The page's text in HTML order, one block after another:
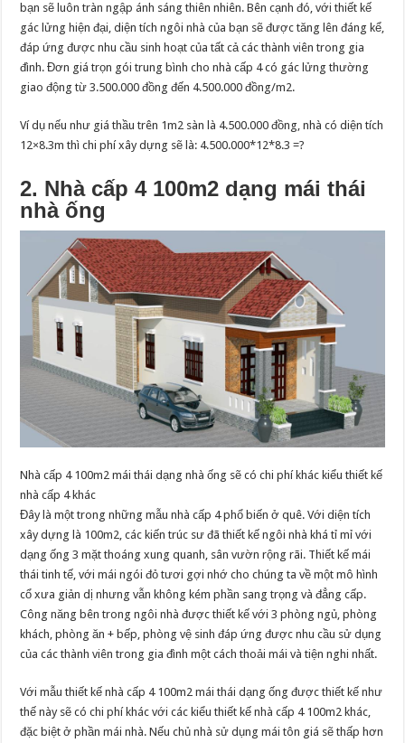
bạn sẽ luôn tràn ngập ánh sáng thiên nhiên. Bên cạnh đó, với thiết kế
gác lửng hiện đại, diện tích ngôi nhà của bạn sẽ được tăng lên đáng kể,
đáp ứng được nhu cầu sinh hoạt của tất cả các thành viên trong gia
đình. Đơn giá trọn gói trung bình cho nhà cấp 4 có gác lửng thường
giao động từ 3.500.000 đồng đến 4.500.000 đồng/m2.
Ví dụ nếu như giá thầu trên 1m2 sàn là 4.500.000 đồng, nhà có diện tích
12×8.3m thì chi phí xây dựng sẽ là: 4.500.000*12*8.3 =?
2. Nhà cấp 4 100m2 dạng mái thái
nhà ống
Nhà cấp 4 100m2 mái thái dạng nhà ống sẽ có chi phí khác kiểu thiết kế
nhà cấp 4 khác
Đây là một trong những mẫu nhà cấp 4 phổ biến ở quê. Với diện tích
xây dựng là 100m2, các kiến trúc sư đã thiết kế ngôi nhà khá tỉ mỉ với
dạng ống 3 mặt thoáng xung quanh, sân vườn rộng rãi. Thiết kế mái
thái tinh tế, với mái ngói đỏ tươi gợi nhớ cho chúng ta về một mô hình
cổ xưa giản dị nhưng vẫn không kém phần sang trọng và đẳng cấp.
Công năng bên trong ngôi nhà được thiết kế với 3 phòng ngủ, phòng
khách, phòng ăn + bếp, phòng vệ sinh đáp ứng được nhu cầu sử dụng
của các thành viên trong gia đình một cách thoải mái và tiện nghi nhất.
Với mẫu thiết kế nhà cấp 4 100m2 mái thái dạng ống được thiết kế như
thế này sẽ có chi phí khác với các kiểu thiết kế nhà cấp 4 100m2 khác,
đặc biệt ở phần mái nhà. Nếu chủ nhà sử dụng mái tôn giá sẽ thấp hơn